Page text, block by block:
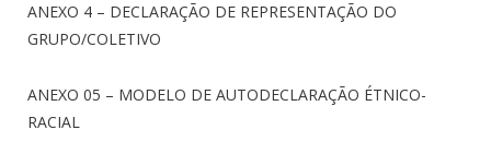
ANEXO 4 – DECLARAÇÃO DE REPRESENTAÇÃO DO
GRUPO/COLETIVO
ANEXO 05 – MODELO DE AUTODECLARAÇÃO ÉTNICO-
RACIAL